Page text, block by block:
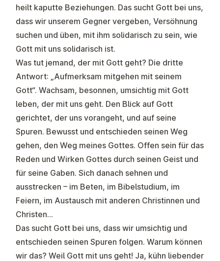
heilt kaputte Beziehungen. Das sucht Gott bei uns,
dass wir unserem Gegner vergeben, Versöhnung
suchen und üben, mit ihm solidarisch zu sein, wie
Gott mit uns solidarisch ist.
Was tut jemand, der mit Gott geht? Die dritte
Antwort: „Aufmerksam mitgehen mit seinem
Gott“. Wachsam, besonnen, umsichtig mit Gott
leben, der mit uns geht. Den Blick auf Gott
gerichtet, der uns vorangeht, und auf seine
Spuren. Bewusst und entschieden seinen Weg
gehen, den Weg meines Gottes. Offen sein für das
Reden und Wirken Gottes durch seinen Geist und
für seine Gaben. Sich danach sehnen und
ausstrecken – im Beten, im Bibelstudium, im
Feiern, im Austausch mit anderen Christinnen und
Christen…
Das sucht Gott bei uns, dass wir umsichtig und
entschieden seinen Spuren folgen. Warum können
wir das? Weil Gott mit uns geht! Ja, kühn liebender